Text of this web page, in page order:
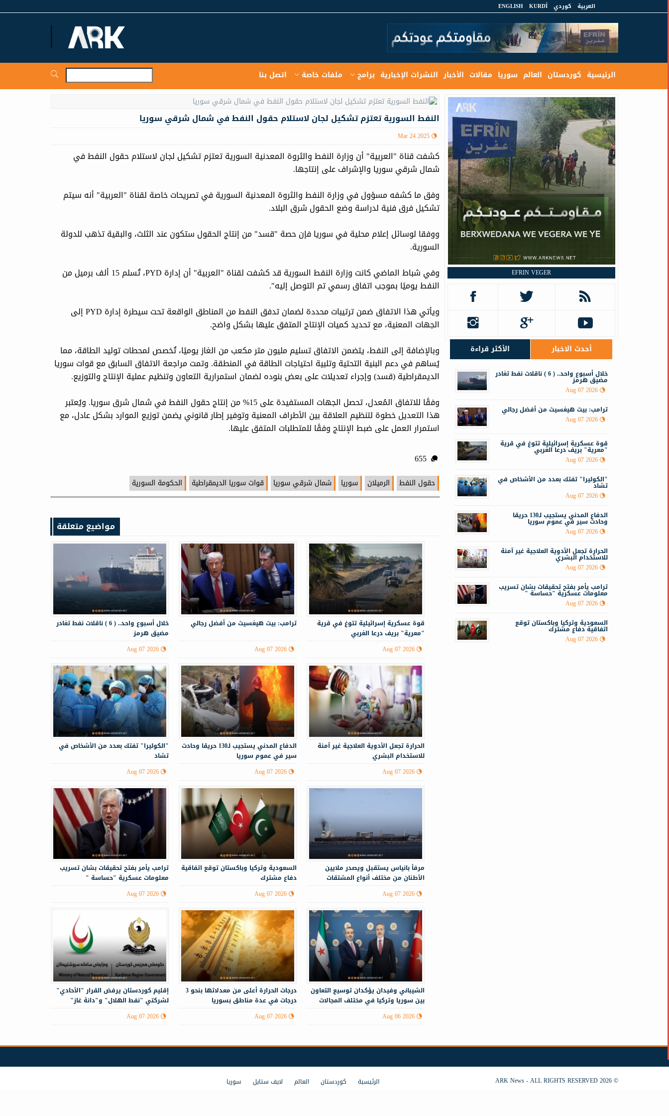
العربية كوردي KURDÎ
ENGLISH
الرئيسية كوردستان العالم سوريا مقالات الأخبار النشرات الإخبارية برامج ملفات خاصة اتصل بنا
النفط السورية تعتزم تشكيل لجان لاستلام حقول النفط في شمال شرقي سوريا
Mar 24 2025
كشفت قناة "العربية" أن وزارة النفط والثروة المعدنية السورية تعتزم تشكيل لجان لاستلام حقول النفط في
شمال شرقي سوريا والإشراف على إنتاجها.
وفق ما كشفه مسؤول في وزارة النفط والثروة المعدنية السورية في تصريحات خاصة لقناة "العربية" أنه سيتم
تشكيل فرق فنية لدراسة وضع الحقول شرق البلاد.
ووفقا لوسائل إعلام محلية في سوريا فإن حصة "قسد" من إنتاج الحقول ستكون عند الثلث، والبقية تذهب للدولة
السورية.
وفي شباط الماضي كانت وزارة النفط السورية قد كشفت لقناة "العربية" أن إدارة PYD، تُسلم 15 ألف برميل من
النفط يوميًا بموجب اتفاق رسمي تم التوصل إليه".
ويأتي هذا الاتفاق ضمن ترتيبات محددة لضمان تدفق النفط من المناطق الواقعة تحت سيطرة إدارة PYD إلى
الجهات المعنية، مع تحديد كميات الإنتاج المتفق عليها بشكل واضح.
وبالإضافة إلى النفط، يتضمن الاتفاق تسليم مليون متر مكعب من الغاز يوميًا، تُخصص لمحطات توليد الطاقة، مما
يُساهم في دعم البنية التحتية وتلبية احتياجات الطاقة في المنطقة. وتمت مراجعة الاتفاق السابق مع قوات سوريا
الديمقراطية (قسد) وإجراء تعديلات على بعض بنوده لضمان استمرارية التعاون وتنظيم عملية الإنتاج والتوزيع.
وفقًا للاتفاق المُعدل، تحصل الجهات المستفيدة على 15% من إنتاج حقول النفط في شمال شرق سوريا. ويُعتبر
هذا التعديل خطوة لتنظيم العلاقة بين الأطراف المعنية وتوفير إطار قانوني يضمن توزيع الموارد بشكل عادل، مع
استمرار العمل على ضبط الإنتاج وفقًا للمتطلبات المتفق عليها.
655
حقول النفط الرميلان سوريا شمال شرقي سوريا قوات سوريا الديمقراطية الحكومة السورية
مواضيع متعلقة
خلال أسبوع واحد.. ( 6 ) ناقلات نفط تغادر
مضيق هرمز
Aug 07 2026
ترامب: بيت هيغسيث من أفضل رجالي
Aug 07 2026
قوة عسكرية إسرائيلية تتوغ في قرية
"معرية" بريف درعا الغربي
Aug 07 2026
"الكوليرا" تفتك بعدد من الأشخاص في
تشاد
Aug 07 2026
الدفاع المدني يستجيب لـ130 حريقا وحادث
سير في عموم سوريا
Aug 07 2026
الحرارة تجعل الأدوية العلاجية غير آمنة
للاستخدام البشري
Aug 07 2026
ترامب يأمر بفتح تحقيقات بشان تسريب
معلومات عسكرية "حساسة "
Aug 07 2026
السعودية وتركيا وباكستان توقع اتفاقية
دفاع مشترك
Aug 07 2026
مرفأ بانياس يستقبل ويصدر ملايين
الأطنان من مختلف أنواع المشتقات
Aug 07 2026
إقليم كوردستان يرفض القرار "الأحادي"
لشركتي "نفط الهلال" و"دانة غاز"
Aug 07 2026
درجات الحرارة أعلى من معدلاتها بنحو 3
درجات في عدة مناطق بسوريا
Aug 07 2026
الشيباني وفيدان يؤكدان توسيع التعاون
بين سوريا وتركيا في مختلف المجالات
Aug 06 2026
EFRIN VEGER
أحدث الاخبار الأكثر قراءة
خلال أسبوع واحد.. ( 6 ) ناقلات نفط تغادر
مضيق هرمز
Aug 07 2026
ترامب: بيت هيغسيث من أفضل رجالي
Aug 07 2026
قوة عسكرية إسرائيلية تتوغ في قرية
"معرية" بريف درعا الغربي
Aug 07 2026
"الكوليرا" تفتك بعدد من الأشخاص في
تشاد
Aug 07 2026
الدفاع المدني يستجيب لـ130 حريقا
وحادث سير في عموم سوريا
Aug 07 2026
الحرارة تجعل الأدوية العلاجية غير آمنة
للاستخدام البشري
Aug 07 2026
ترامب يأمر بفتح تحقيقات بشان تسريب
معلومات عسكرية "حساسة "
Aug 07 2026
السعودية وتركيا وباكستان توقع
اتفاقية دفاع مشترك
Aug 07 2026
الرئيسية كوردستان العالم لايف ستايل سوريا © 2026 ARK News - ALL RIGHTS RESERVED